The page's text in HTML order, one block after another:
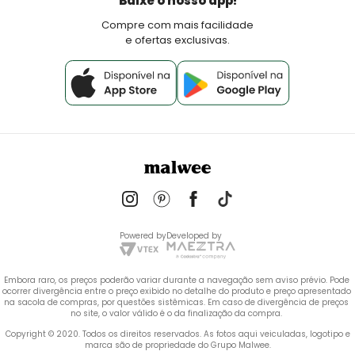
Compre com mais facilidade
e ofertas exclusivas.
Powered byDeveloped by
Embora raro, os preços poderão variar durante a navegação sem aviso prévio. Pode
ocorrer divergência entre o preço exibido no detalhe do produto e preço apresentado
na sacola de compras, por questões sistêmicas. Em caso de divergência de preços
no site, o valor válido é o da finalização da compra.
marca são de propriedade do Grupo Malwee.